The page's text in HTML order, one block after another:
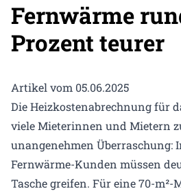
Fernwärme
Prozent teurer
Artikel vom 05.06.2025
Die Heizkostenabrechnung für
viele Mieterinnen und Mietern
unangenehmen Überraschung:
Fernwärme-​Kunden müssen
Tasche greifen. Für eine 70-